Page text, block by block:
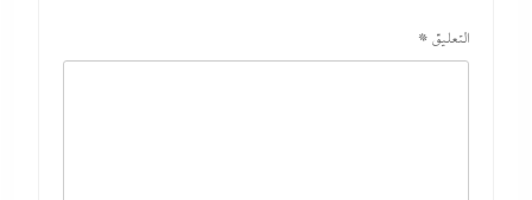
التعليق *